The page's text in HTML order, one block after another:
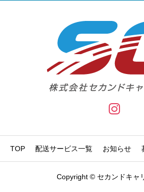
TOP 配送サービス一覧 お知らせ
Copyright © セカンドキャ